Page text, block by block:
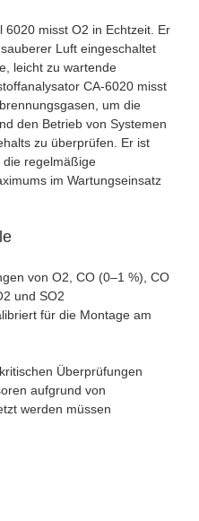
6020 misst O2 in Echtzeit. Er
Luft eingeschaltet
leicht zu wartende
CA-6020 misst
um die
den Betrieb von Systemen
zu überprüfen. Er ist
regelmäßige
im Wartungseinsatz
von O2, CO (0–1 %), CO
und SO2
für die Montage am
Überprüfungen
aufgrund von
werden müssen